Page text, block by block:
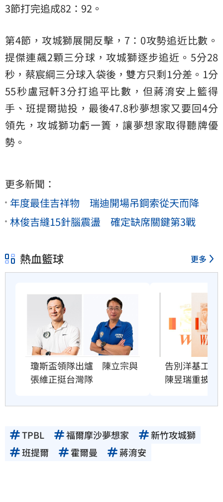
3節打完追成82：92。
第4節，攻城獅展開反擊，7：0攻勢追近比數。
提傑連飆2顆三分球，攻城獅逐步追近。5分28
秒，蔡宸綱三分球入袋後，雙方只剩1分差。1分
55秒盧冠軒3分打追平比數，但蔣淯安上籃得
手、班提爾拋投，最後47.8秒夢想家又要回4分
領先，攻城獅功虧一簣，讓夢想家取得聽牌優
勢。
更多新聞：
年度最佳吉祥物 瑞迪開場吊鋼索從天而降
林俊吉縫15針腦震盪 確定缺席關鍵第3戰
熱血籃球 更多
瓊斯盃領隊出爐　陳立宗與
張維正挺台灣隊
告別洋基工程
陳昱瑞重披戰
TPBL 福爾摩沙夢想家
新竹攻城獅
班提爾
霍爾曼 蔣淯安